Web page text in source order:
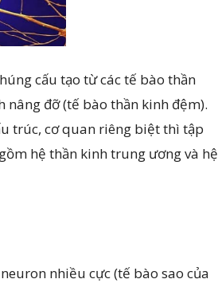
cấu tạo từ các tế bào thần
nâng đỡ (tế bào thần kinh đệm).
trúc, cơ quan riêng biệt thì tập
hệ thần kinh trung ương và hệ
nhiều cực (tế bào sao của